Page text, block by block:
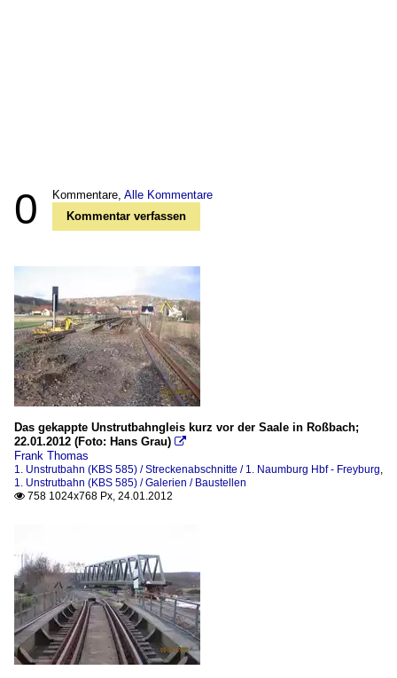
0 Kommentare, Alle Kommentare
Kommentar verfassen
Das gekappte Unstrutbahngleis kurz vor der Saale in Roßbach;
22.01.2012 (Foto: Hans Grau) 
Frank Thomas
1. Unstrutbahn (KBS 585) / Streckenabschnitte / 1. Naumburg Hbf - Freyburg,
1. Unstrutbahn (KBS 585) / Galerien / Baustellen
 758 1024x768 Px, 24.01.2012